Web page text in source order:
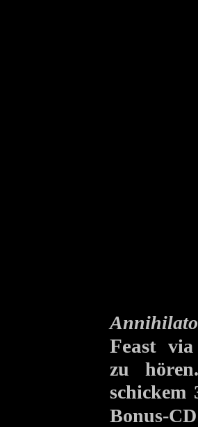
Feast via
zu
schickem
Bonus-